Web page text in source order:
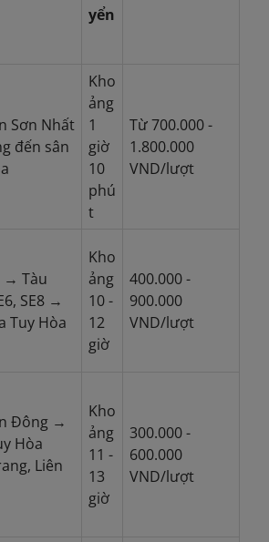
yển
Sơn Nhất
đến sân
Kho
ảng
1
giờ
10
phú
t
Từ 700.000 -
1.800.000
VND/lượt
→ Tàu
SE8 →
Tuy Hòa
Kho
ảng
10 -
12
giờ
400.000 -
900.000
VND/lượt
Đông →
Hòa
Liên
Kho
ảng
11 -
13
giờ
300.000 -
600.000
VND/lượt